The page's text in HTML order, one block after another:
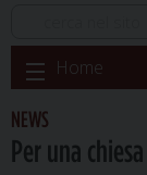
Skip
to
content
Home
NEWS
Per una